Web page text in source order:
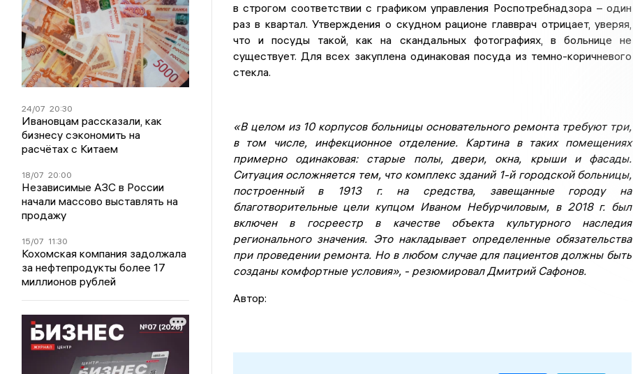
24/07 20:30
Ивановцам рассказали, как
бизнесу сэкономить на
расчётах с Китаем
18/07 20:00
Независимые АЗС в России
начали массово выставлять на
продажу
15/07 11:30
Кохомская компания задолжала
за нефтепродукты более 17
миллионов рублей
в строгом соответствии с графиком управления Роспотребнадзора – один
раз в квартал. Утверждения о скудном рационе главврач отрицает, уверяя,
что и посуды такой, как на скандальных фотографиях, в больнице не
существует. Для всех закуплена одинаковая посуда из темно-коричневого
стекла.
«В целом из 10 корпусов больницы основательного ремонта требуют три,
в том числе, инфекционное отделение. Картина в таких помещениях
примерно одинаковая: старые полы, двери, окна, крыши и фасады.
Ситуация осложняется тем, что комплекс зданий 1-й городской больницы,
построенный в 1913 г. на средства, завещанные городу на
благотворительные цели купцом Иваном Небурчиловым, в 2018 г. был
включен в госреестр в качестве объекта культурного наследия
регионального значения. Это накладывает определенные обязательства
при проведении ремонта. Но в любом случае для пациентов должны быть
созданы комфортные условия», - резюмировал Дмитрий Сафонов.
Автор: